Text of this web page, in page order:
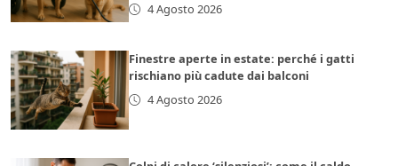
4 Agosto 2026
Finestre aperte in estate: perché i gatti
rischiano più cadute dai balconi
4 Agosto 2026